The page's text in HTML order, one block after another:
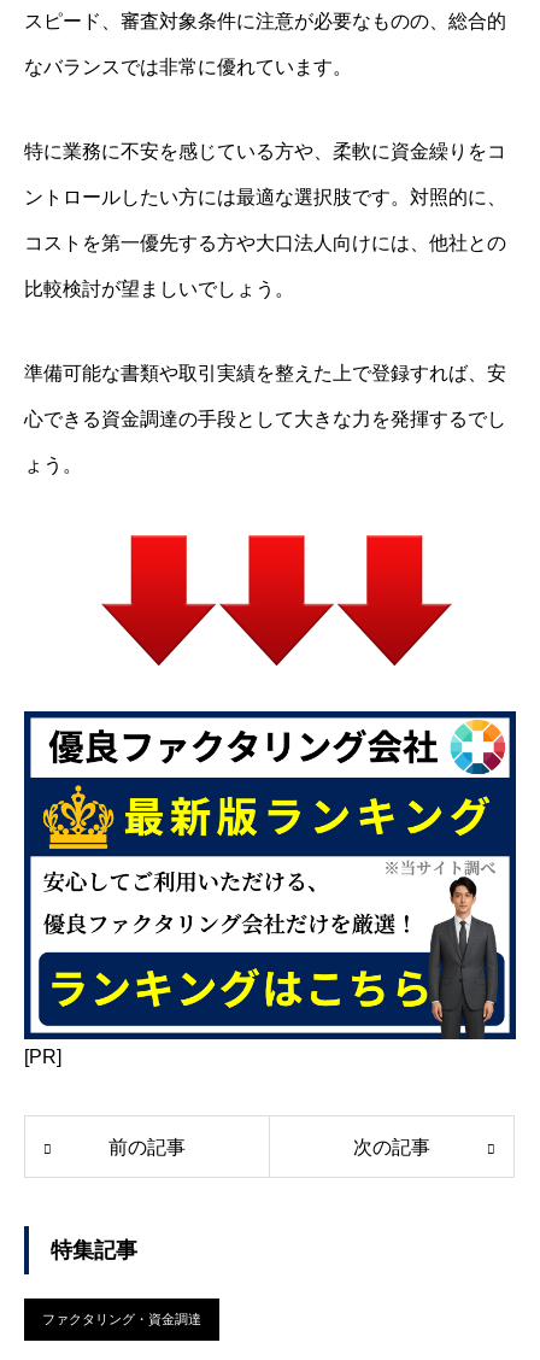
スピード、審査対象条件に注意が必要なものの、総合的
なバランスでは非常に優れています。
特に業務に不安を感じている方や、柔軟に資金繰りをコ
ントロールしたい方には最適な選択肢です。対照的に、
コストを第一優先する方や大口法人向けには、他社との
比較検討が望ましいでしょう。
準備可能な書類や取引実績を整えた上で登録すれば、安
心できる資金調達の手段として大きな力を発揮するでし
ょう。
[PR]
前の記事 次の記事
特集記事
ファクタリング・資金調達